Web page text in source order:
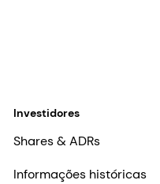
Investidores
Shares & ADRs
Informações históricas